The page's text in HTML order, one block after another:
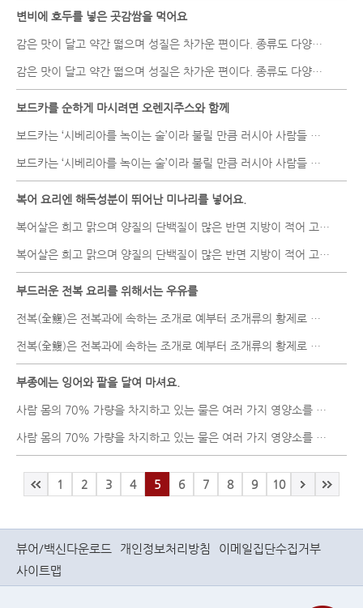
변비에 호두를 넣은 곳감쌈을 먹어요
감은 맛이 달고 약간 떫으며 성질은 차가운 편이다. 종류도 다양하여 ..
감은 맛이 달고 약간 떫으며 성질은 차가운 편이다. 종류도 다양하여 ..
보드카를 순하게 마시려면 오렌지주스와 함께
보드카는 ‘시베리아를 녹이는 술’이라 불릴 만큼 러시아 사람들 누구..
보드카는 ‘시베리아를 녹이는 술’이라 불릴 만큼 러시아 사람들 누구..
복어 요리엔 해독성분이 뛰어난 미나리를 넣어요.
복어살은 희고 맑으며 양질의 단백질이 많은 반면 지방이 적어 고단백 ..
복어살은 희고 맑으며 양질의 단백질이 많은 반면 지방이 적어 고단백 ..
부드러운 전복 요리를 위해서는 우유를
전복(全鰒)은 전복과에 속하는 조개로 예부터 조개류의 황제로 군림했..
전복(全鰒)은 전복과에 속하는 조개로 예부터 조개류의 황제로 군림했..
부종에는 잉어와 팥을 달여 마셔요.
사람 몸의 70% 가량을 차지하고 있는 물은 여러 가지 영양소를 운반하..
사람 몸의 70% 가량을 차지하고 있는 물은 여러 가지 영양소를 운반하..
1 2 3 4 5 6 7 8 9 10
뷰어/백신다운로드 개인정보처리방침
이메일집단수집거부
사이트맵